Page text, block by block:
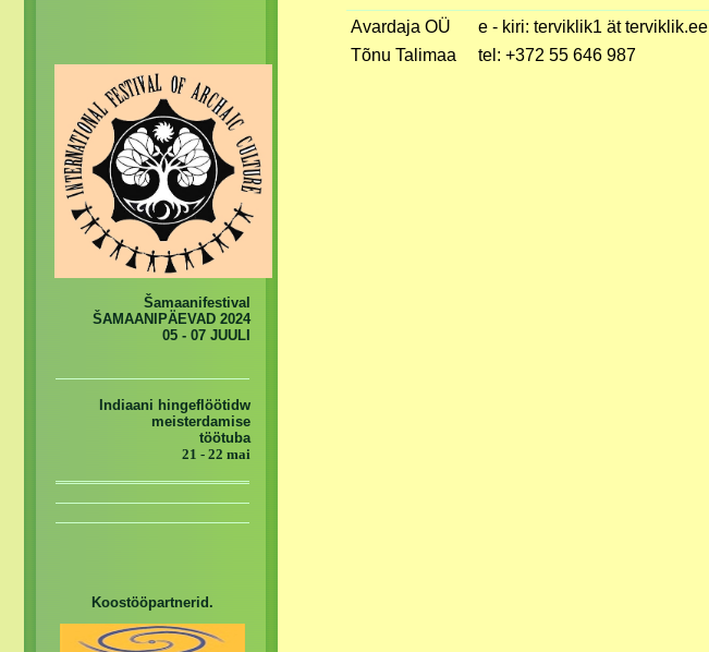
Avardaja OÜ
e - kiri: terviklik1 ät terviklik.ee
Tõnu Talimaa
tel: +372 55 646 987
Šamaanifestival
ŠAMAANIPÄEVAD 2024
05 - 07 JUULI
Indiaani hingeflöötidw
meisterdamise
töötuba
21 - 22 mai
Koostööpartnerid.